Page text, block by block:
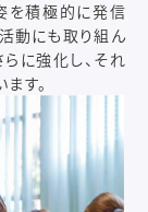
を積極的に発信
動にも取り組ん
に強化し、それ
す。